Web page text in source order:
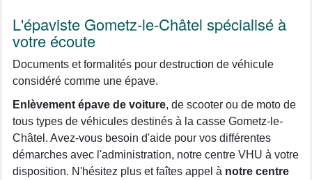
L'épaviste Gometz-le-Châtel spécialisé à
votre écoute
Documents et formalités pour destruction de véhicule
considéré comme une épave.
Enlèvement épave de voiture, de scooter ou de moto de
tous types de véhicules destinés à la casse Gometz-le-
Châtel. Avez-vous besoin d'aide pour vos différentes
démarches avec l'administration, notre centre VHU à votre
disposition. N'hésitez plus et faîtes appel à notre centre